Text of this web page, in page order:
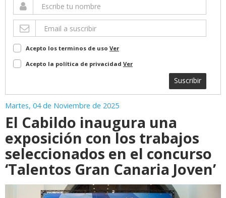
Acepto los terminos de uso Ver
Acepto la política de privacidad Ver
Suscribir
Martes, 04 de Noviembre de 2025
El Cabildo inaugura una
exposición con los trabajos
seleccionados en el concurso
‘Talentos Gran Canaria Joven’